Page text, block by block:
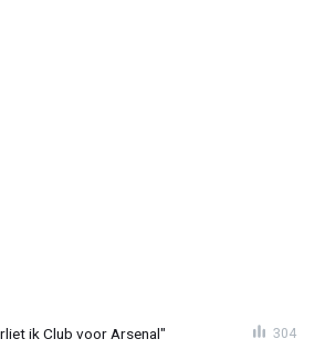
ik Club voor Arsenal" 304